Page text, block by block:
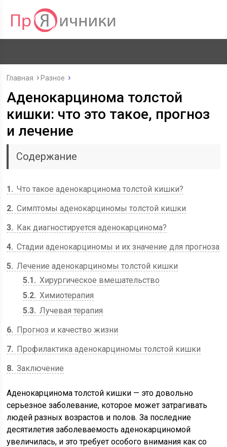
Главная Разное
Аденокарцинома толстой
кишки: что это такое, прогноз
и лечение
Содержание
1
Что такое аденокарцинома толстой кишки?
2 Симптомы аденокарциномы толстой кишки
3
Как диагностируется аденокарцинома?
4 Стадии аденокарциномы и их значение для прогноза
5 Лечение аденокарциномы толстой кишки
5.1
Хирургическое вмешательство
5.2 Химиотерапия
5.3 Лучевая терапия
6
Прогноз и качество жизни
7
Профилактика аденокарциномы толстой кишки
8 Заключение
Аденокарцинома толстой кишки — это довольно
серьезное заболевание, которое может затрагивать
людей разных возрастов и полов. За последние
десятилетия заболеваемость аденокарциномой
увеличилась, и это требует особого внимания как со